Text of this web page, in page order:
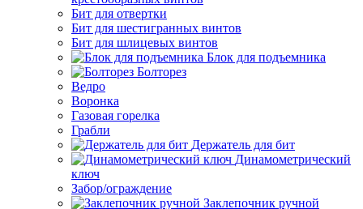
Бит для отвертки
Бит для шестигранных винтов
Бит для шлицевых винтов
Блок для подъемника
Болторез
Ведро
Воронка
Газовая горелка
Грабли
Держатель для бит
Динамометрический
ключ
Забор/ограждение
Заклепочник ручной